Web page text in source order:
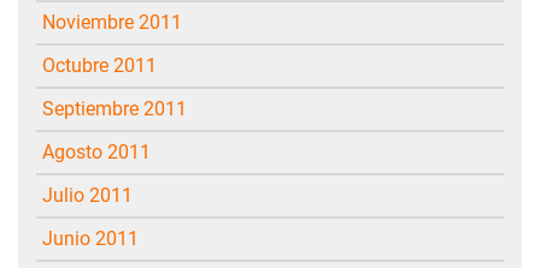
noviembre 2011
octubre 2011
septiembre 2011
agosto 2011
julio 2011
junio 2011